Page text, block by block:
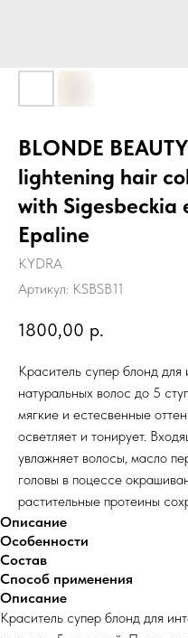
BLONDE
lightening hair
with Sigesbeckia
Epaline
KYDRA
Артикул: KSBSB11
1800,00 р.
Краситель супер блонд для
натуральных волос до 5
мягкие и естесвенные
осветляет и тонирует.
увлажняет волосы, масло
головы в поцессе
растительные протеины
Описание
Особенности
Состав
Способ применения
Описание
Краситель супер блонд для